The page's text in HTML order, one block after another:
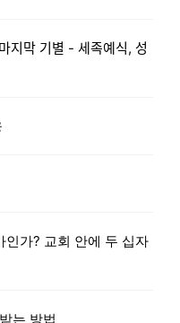
마지막 기별 - 세족예식, 성
인가? 교회 안에 두 십자
는 방법